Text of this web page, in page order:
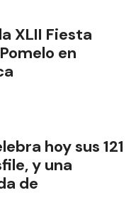
XLII Fiesta
en
hoy sus 121
y una
de